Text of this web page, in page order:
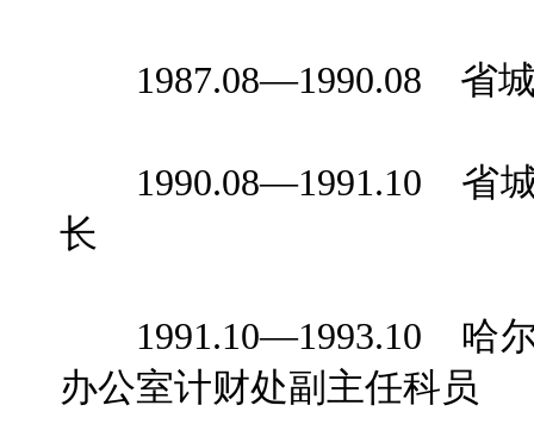
1987.08—1990.08 省城
1990.08—1991.10 省城
长
1991.10—1993.10 哈尔
办公室计财处副主任科员